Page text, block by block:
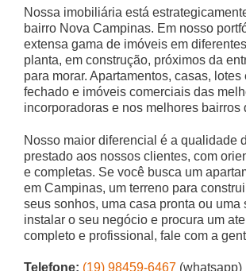
Nossa imobiliária está
bairro Nova Campinas. Em nosso
extensa gama de imóveis em
planta, em construção, próximos da
para morar. Apartamentos, casas,
fechado e imóveis comerciais das
incorporadoras e nos melhores bairros
Nosso maior diferencial é a qualidade
prestado aos nossos clientes, com
e completas. Se você busca um
em Campinas, um terreno para
seus sonhos, uma casa pronta ou uma
instalar o seu negócio e procura um
completo e profissional, fale com a
Telefone: (19) 98459-6467 (whatsapp)